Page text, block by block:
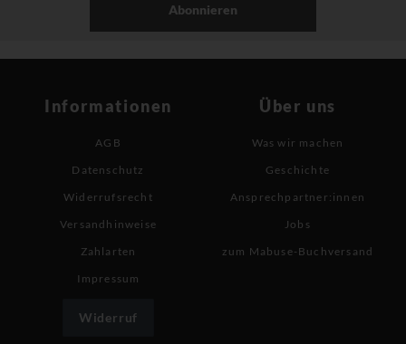
Abonnieren
Informationen
AGB
Datenschutz
Widerrufsrecht
Versandhinweise
Zahlarten
Impressum
Widerruf
Über uns
Was wir machen
Geschichte
Ansprechpartner:innen
Jobs
zum Mabuse-Buchversand